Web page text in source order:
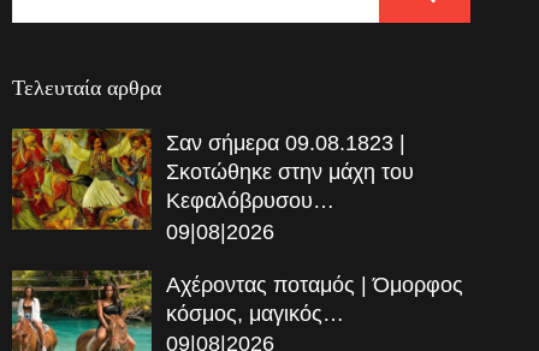
Τελευταία αρθρα
Σαν σήμερα 09.08.1823 |
Σκοτώθηκε στην μάχη του
Κεφαλόβρυσου…
09|08|2026
Αχέροντας ποταμός | Όμορφος
κόσμος, μαγικός…
09|08|2026